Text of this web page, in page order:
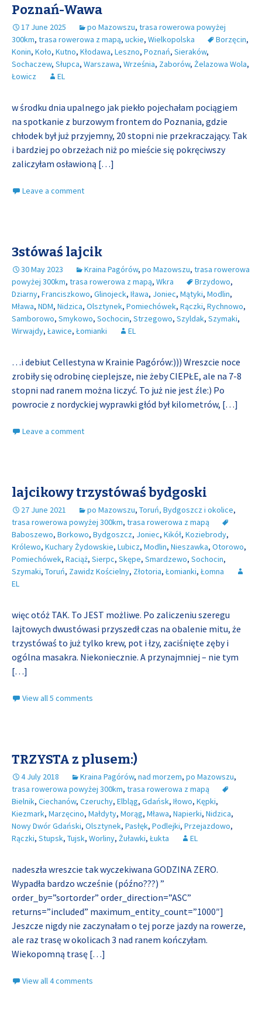
Poznań-Wawa
17 June 2025 po Mazowszu, trasa rowerowa powyżej
300km, trasa rowerowa z mapą, uckie, Wielkopolska Borzęcin,
Konin, Koło, Kutno, Kłodawa, Leszno, Poznań, Sieraków,
Sochaczew, Słupca, Warszawa, Września, Zaborów, Żelazowa Wola,
Łowicz
EL
w środku dnia upalnego jak piekło pojechałam pociągiem
na spotkanie z burzowym frontem do Poznania, gdzie
chłodek był już przyjemny, 20 stopni nie przekraczający. Tak
i bardziej po obrzeżach niż po mieście się pokręciwszy
zaliczyłam osławioną […]
Leave a comment
3stówaś lajcik
30 May 2023 Kraina Pagórów, po Mazowszu, trasa rowerowa
powyżej 300km, trasa rowerowa z mapą, Wkra Brzydowo,
Dziarny, Franciszkowo, Glinojeck, Iława, Joniec, Mątyki, Modlin,
Mława, NDM, Nidzica, Olsztynek, Pomiechówek, Rączki, Rychnowo,
Samborowo, Smykowo, Sochocin, Strzegowo, Szyldak, Szymaki,
Wirwajdy, Ławice, Łomianki EL
…i debiut Cellestyna w Krainie Pagórów:))) Wreszcie noce
zrobiły się odrobinę cieplejsze, nie żeby CIEPŁE, ale na 7-8
stopni nad ranem można liczyć. To już nie jest źle:) Po
powrocie z nordyckiej wyprawki głód był kilometrów, […]
Leave a comment
lajcikowy trzystówaś bydgoski
27 June 2021 po Mazowszu, Toruń, Bydgoszcz i okolice,
trasa rowerowa powyżej 300km, trasa rowerowa z mapą
Baboszewo, Borkowo, Bydgoszcz, Joniec, Kikół, Koziebrody,
Królewo, Kuchary Żydowskie, Lubicz, Modlin, Nieszawka, Otorowo,
Pomiechówek, Raciąż, Sierpc, Skępe, Smardzewo, Sochocin,
Szymaki, Toruń, Zawidz Kościelny, Złotoria, Łomianki, Łomna
EL
więc otóż TAK. To JEST możliwe. Po zaliczeniu szeregu
lajtowych dwustówasi przyszedł czas na obalenie mitu, że
trzystówaś to już tylko krew, pot i łzy, zaciśnięte zęby i
ogólna masakra. Niekoniecznie. A przynajmniej – nie tym
[…]
View all 5 comments
TRZYSTA z plusem:)
4 July 2018 Kraina Pagórów, nad morzem, po Mazowszu,
trasa rowerowa powyżej 300km, trasa rowerowa z mapą
Bielnik, Ciechanów, Czeruchy, Elbląg, Gdańsk, Iłowo, Kępki,
Kiezmark, Marzęcino, Małdyty, Morąg, Mława, Napierki, Nidzica,
Nowy Dwór Gdański, Olsztynek, Pasłęk, Podlejki, Przejazdowo,
Rączki, Stupsk, Tujsk, Worliny, Żuławki, Łukta EL
nadeszła wreszcie tak wyczekiwana GODZINA ZERO.
Wypadła bardzo wcześnie (późno???) ”
order_by=”sortorder” order_direction=”ASC”
returns=”included” maximum_entity_count=”1000″]
Jeszcze nigdy nie zaczynałam o tej porze jazdy na rowerze,
ale raz trasę w okolicach 3 nad ranem kończyłam.
Wiekopomną trasę […]
View all 4 comments